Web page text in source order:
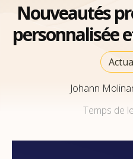
Nouveautés
personnalisée
Johann
Temps de